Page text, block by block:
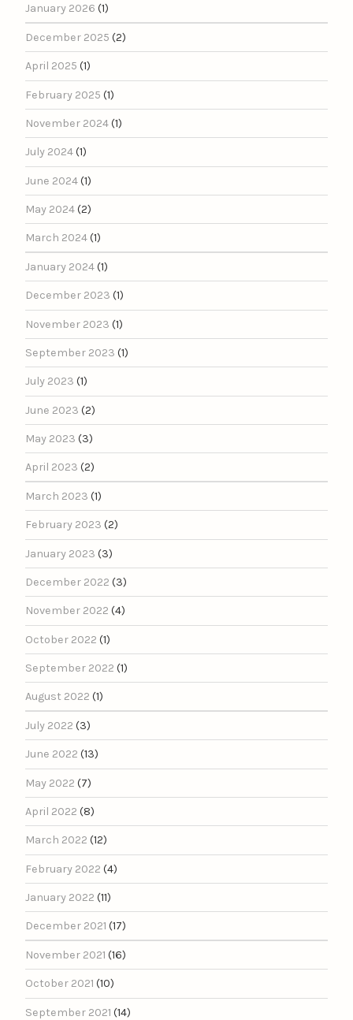
January 2026 (1)
December 2025 (2)
April 2025 (1)
February 2025 (1)
November 2024(1)
July 2024(1)
June 2024(1)
May 2024(2)
March 2024(1)
January 2024(1)
December 2023 (1)
November 2023 (1)
September 2023 (1)
July 2023 (1)
June 2023 (2)
May 2023 (3)
April 2023 (2)
March 2023 (1)
February 2023 (2)
January 2023 (3)
December 2022 (3)
November 2022 (4)
October 2022 (1)
September 2022 (1)
August 2022 (1)
July 2022 (3)
June 2022 (13)
May 2022 (7)
April 2022 (8)
March 2022 (12)
February 2022 (4)
January 2022 (11)
December 2021 (17)
November 2021 (16)
October 2021 (10)
September 2021 (14)